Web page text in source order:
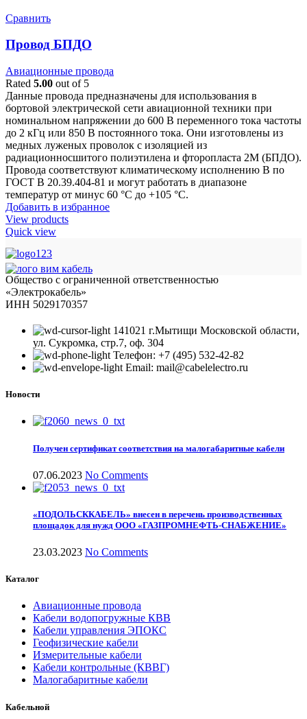
Сравнить
Провод БПДО
Авиационные провода
Rated 5.00 out of 5
Данные провода предназначены для использования в
бортовой электрической сети авиационной техники при
номинальном напряжении до 600 В переменного тока частоты
до 2 кГц или 850 В постоянного тока. Они изготовлены из
медных луженых проволок с изоляцией из
радиационносшитого полиэтилена и фторопласта 2М (БПДО).
Провода соответствуют климатическому исполнению В по
ГОСТ В 20.39.404-81 и могут работать в диапазоне
температур от минус 60 °C до +105 °C.
Добавить в избранное
View products
Quick view
Общество с ограниченной ответственностью
«Электрокабель»
ИНН 5029170357
141021 г.Мытищи Московской области,
ул. Сукромка, стр.7, оф. 304
Телефон: +7 (495) 532-42-82
Email: mail@cabelelectro.ru
Новости
Получен сертификат соответствия на малогабаритные кабели
07.06.2023 No Comments
«ПОДОЛЬСККАБЕЛЬ» внесен в перечень производственных
площадок для нужд ООО «ГАЗПРОМНЕФТЬ-СНАБЖЕНИЕ»
23.03.2023 No Comments
Каталог
Авиационные провода
Кабели водопогружные КВВ
Кабели управления ЭПОКС
Геофизические кабели
Измерительные кабели
Кабели контрольные (КВВГ)
Малогабаритные кабели
Кабельной